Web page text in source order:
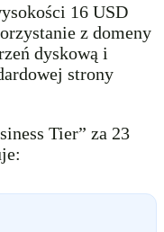
16 USD
z domeny
dyskową i
strony
Tier” za 23